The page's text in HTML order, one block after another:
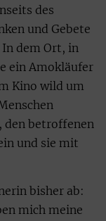
des
und Gebete
dem Ort, in
ein Amokläufer
Kino wild um
den betroffenen
und sie mit
bisher ab:
mich meine